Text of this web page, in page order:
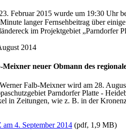
Februar 2015 wurde um 19:30 Uhr
langer Fernsehbeitrag über
im Projektgebiet „Parndorfer
2014
Meixner neuer Obmann des
Falb-Meixner wird am 28.
Parndorfer Platte -
in Zeitungen, wie z. B. in der
4. September 2014 (pdf, 1,9 MB)